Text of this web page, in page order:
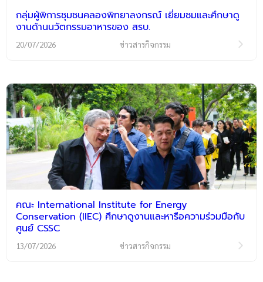
กลุ่มผู้พิการชุมชนคลองพิทยาลงกรณ์ เยี่ยมชมและศึกษาดู
งานด้านนวัตกรรมอาหารของ สรบ.
20/07/2026 ข่าวสารกิจกรรม
คณะ International Institute for Energy
Conservation (IIEC) ศึกษาดูงานและหารือความร่วมมือกับ
ศูนย์ CSSC
13/07/2026 ข่าวสารกิจกรรม